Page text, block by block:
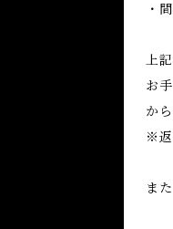
・
上
お
か
※返
ま